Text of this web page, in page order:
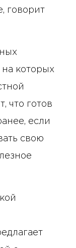
говорит
которых
что готов
если
свою